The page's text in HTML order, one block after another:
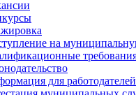
на
для работодателей